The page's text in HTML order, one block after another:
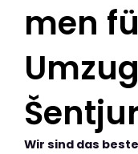
men
Wir sind das